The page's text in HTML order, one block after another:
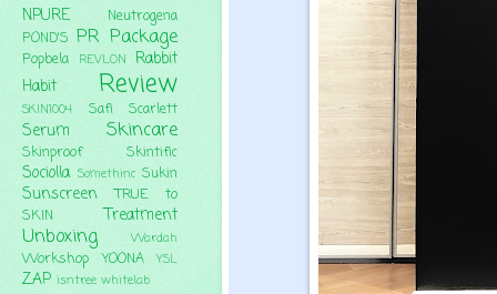
NPURE
Neutrogena
POND'S PR Package
Popbela REVLON Rabbit
Habit
Review
SKIN1004 Safi Scarlett
Serum Skincare
Skinproof Skintific
Sociolla Somethinc Sukin
Sunscreen
TRUE to
SKIN
Treatment
Unboxing Wardah
Workshop YOONA YSL
ZAP isntree whitelab